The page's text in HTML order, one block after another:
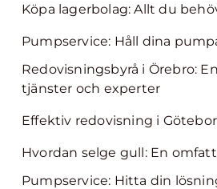
Köpa lagerbolag: Allt du
Pumpservice: Håll dina
Redovisningsbyrå i Örebro:
tjänster och experter
Effektiv redovisning i
Hvordan selge gull: En
Pumpservice: Hitta din